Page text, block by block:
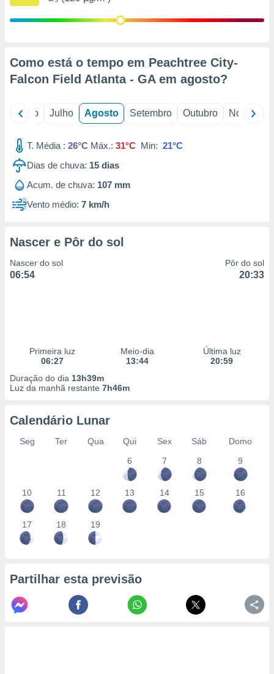
estudos
de
1199
Como está o tempo em Peachtree City-
Falcon Field Atlanta - GA em agosto?
Junho Julho Agosto Setembro Outubro Novembro
T. Média : 26°C Máx.: 31°C Min: 21°C
Dias de chuva: 15 dias
Acum. de chuva: 107 mm
Vento médio: 7 km/h
Nascer e Pôr do sol
Nascer do sol
06:54
Pôr do sol
20:33
Primeira luz
06:27
Meio-dia
13:44
Última luz
20:59
Duração do dia 13h39m
Luz da manhã restante 7h46m
Calendário Lunar
Seg Ter Qua Qui Sex Sáb
Domo
6
7 8 9
10 11 12 13 14 15 16
17 18 19
Partilhar esta previsão